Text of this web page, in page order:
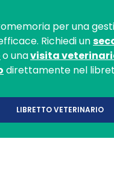
per una
Richiedi un
o unavisita
direttamente nel
LIBRETTO VETERINARIO